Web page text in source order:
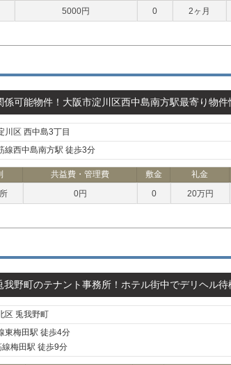
5000円 0 2ヶ月
可能物件！大阪市淀川区西中島南方駅最寄り物件
川区 西中島3丁目
線西中島南方駅 徒歩3分
共益費・管理費 敷金 礼金
0円 0 20万円
野町のテナント事務所！ホテル街中でデリヘル待
区 兎我野町
東梅田駅 徒歩4分
梅田駅 徒歩9分